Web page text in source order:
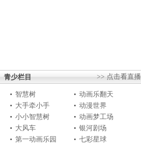
>> 点击看直播
青少栏目
智慧树
动画乐翻天
大手牵小手
动漫世界
小小智慧树
动画梦工场
大风车
银河剧场
第一动画乐园
七彩星球